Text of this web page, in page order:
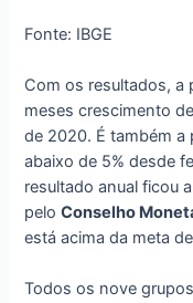
Fonte: IBGE
Com os resultados, a
meses crescimento
de 2020. É também a
abaixo de 5% desde
resultado anual ficou
peloConselho
está acima da meta
Todos os nove